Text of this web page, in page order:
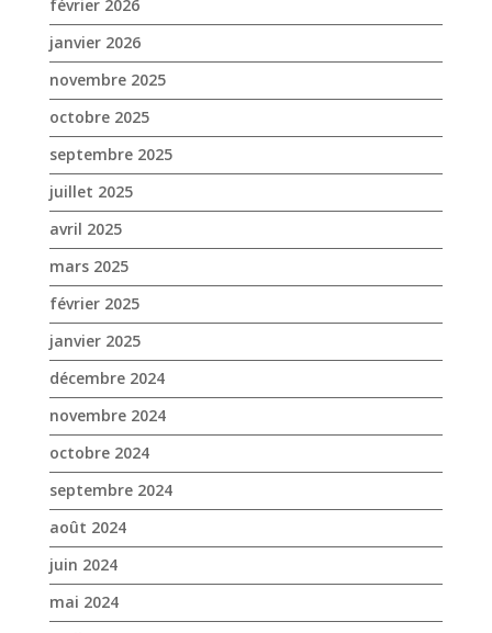
juillet 2025
avril 2025
mars 2025
février 2025
janvier 2025
décembre 2024
novembre 2024
octobre 2024
septembre 2024
août 2024
juin 2024
mai 2024
avril 2024
mars 2024
février 2024
janvier 2024
décembre 2023